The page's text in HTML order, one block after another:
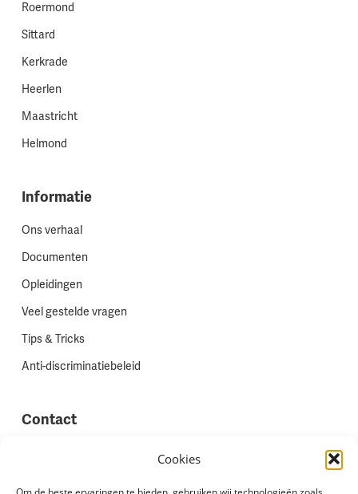
Cookies
Roermond
Sittard
Kerkrade
Heerlen
Maastricht
Helmond
Informatie
Ons verhaal
Documenten
Opleidingen
Veel gestelde vragen
Tips & Tricks
Anti-discriminatiebeleid
Contact